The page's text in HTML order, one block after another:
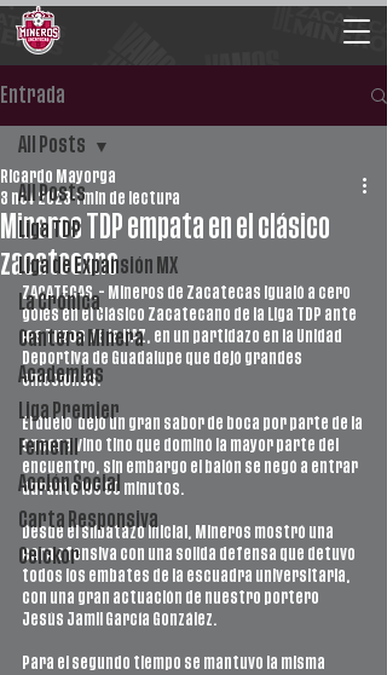
Entrada
All Posts
Liga TDP
Liga de Expansión MX
La Crónica
Cantera Minera
Academias
Liga Premier
Femenil
Acción Social
Carta Responsiva
Ceickor
All Posts
Mineros TDP empata en el clásico
zacatecano
Ricardo Mayorga
3 nov 2023 1 min de lectura
ZACATECAS.- Mineros de Zacatecas igualó a cero
goles en el Clásico Zacatecano de la Liga TDP ante
los Tuzos de la UAZ, en un partidazo en la Unidad
Deportiva de Guadalupe que dejó grandes
emociones.
El duelo  dejó un gran sabor de boca por parte de la
oncena vino tino que dominó la mayor parte del
encuentro, sin embargo el balón se negó a entrar
durante los 90 minutos.
Desde el silbatazo inicial, Mineros mostró una
cara ofensiva con una solida defensa que detuvo
todos los embates de la escuadra universitaria,
con una gran actuación de nuestro portero
Jesús Jamil García González.
Para el segundo tiempo se mantuvo la misma